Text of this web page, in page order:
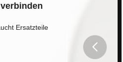
verbinden
Ersatzteile